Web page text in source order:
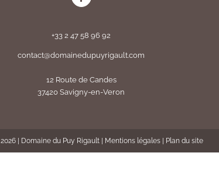
+33 2 47 58 96 92
contact@domainedupuyrigault.com
12 Route de Candes
37420 Savigny-en-Veron
2026 | Domaine du Puy Rigault | Mentions légales Plan du site